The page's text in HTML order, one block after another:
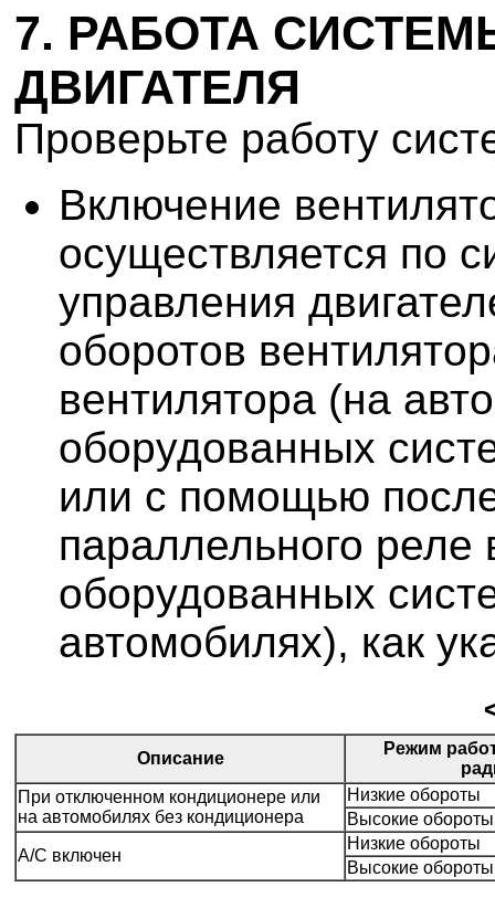
7. РАБОТА
ДВИГАТЕЛЯ
Проверьте работу
Включение
осуществляется по
управления
оборотов
вентилятора (на
оборудованных
или с помощью
параллельного реле
оборудованных
автомобилях), как
Описание
Режим
При отключенном кондиционере или
на автомобилях без кондиционера
Низкие обороты
Высокие обороты
A/C включен
Низкие обороты
Высокие обороты